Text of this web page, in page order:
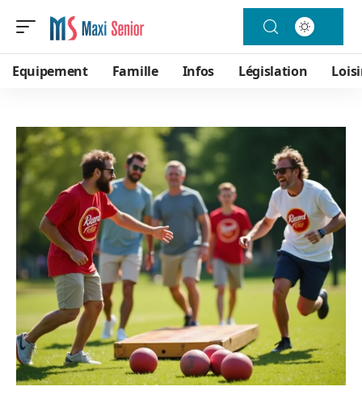
Equipement Famille Infos Législation